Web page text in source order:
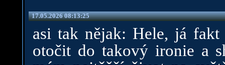
17.05.2026 08:13:25
asi tak nějak: Hele, já
otočit do takový ironie a